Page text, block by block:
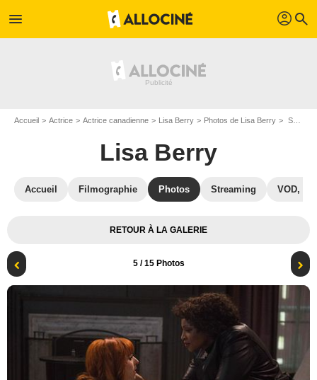
menu profil search
Accueil Actrice Actrice canadienne Lisa Berry Photos de Lisa Berry Supernatural : Photo Lisa Berry, Ruth Connell
Lisa Berry
Accueil Filmographie Photos Streaming VOD,
RETOUR À LA GALERIE
5/ 15 Photos